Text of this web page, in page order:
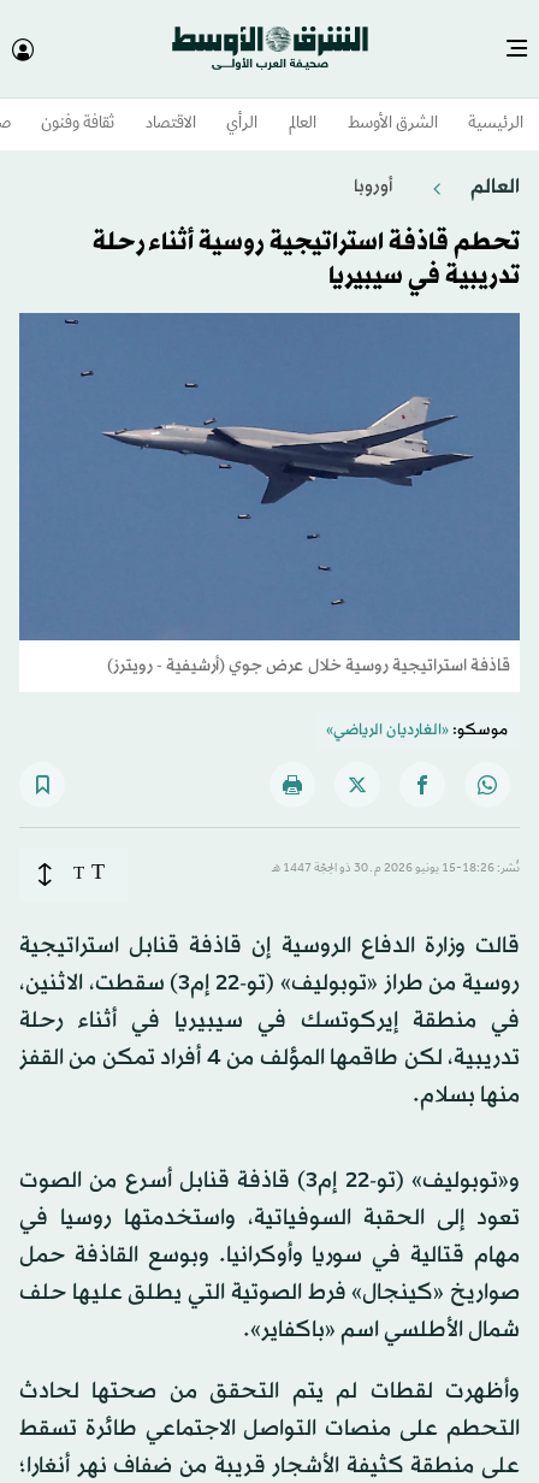
الرئيسية الشرق الأوسط​ العالم الرأي الاقتصاد ثقافة وفنون
العالم أوروبا
تحطم قاذفة استراتيجية روسية أثناء رحلة
تدريبية في سيبيريا
قاذفة استراتيجية روسية خلال عرض جوي (أرشيفية - رويترز)
موسكو:«الغارديان الرياضي»
نُشر: 18:26-15 يونيو 2026 م ـ 30 ذو الحِجّة 1447 هـ T
T
قالت وزارة الدفاع الروسية إن قاذفة قنابل استراتيجية
روسية من طراز «توبوليف» (تو-22 إم3) سقطت، الاثنين،
في منطقة إيركوتسك في سيبيريا في أثناء رحلة
تدريبية، لكن طاقمها المؤلف من 4 أفراد تمكن من القفز
منها بسلام.
و«توبوليف» (تو-22 إم3) قاذفة قنابل أسرع من الصوت
تعود إلى الحقبة السوفياتية، واستخدمتها روسيا في
مهام قتالية في سوريا وأوكرانيا. وبوسع القاذفة حمل
صواريخ «كينجال» فرط الصوتية التي يطلق عليها حلف
شمال الأطلسي اسم «باكفاير».
وأظهرت لقطات لم يتم التحقق من صحتها لحادث
التحطم على منصات التواصل الاجتماعي طائرة تسقط
على منطقة كثيفة الأشجار قريبة من ضفاف نهر أنغارا؛